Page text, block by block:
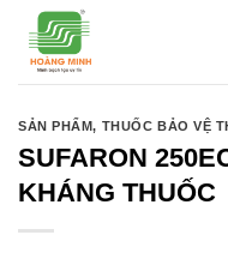
qua
SẢN PHẨM, THUỐC BẢO VỆ
SUFARON
KHÁNG THUỐC